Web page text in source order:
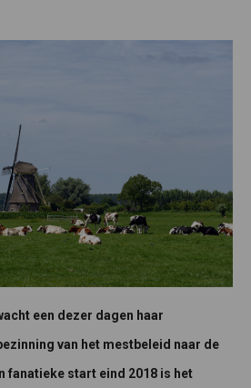
een dezer dagen haar
van het mestbeleid naar de
fanatieke start eind 2018 is het